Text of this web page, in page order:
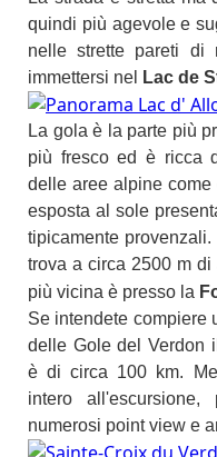
quindi più agevole e
nelle strette pareti di
immettersi nel
Lac de
La gola è la parte più
più fresco ed è ricca
delle aree alpine
esposta al sole
tipicamente
trova a circa 2500 m
più vicina è presso la
Se intendete compiere
delle Gole del Verdon
è di circa 100 km.
intero
numerosi point view e